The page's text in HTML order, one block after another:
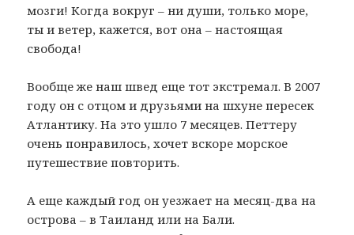
мозги! Когда вокруг – ни души, только море,
ты и ветер, кажется, вот она – настоящая
свобода!
Вообще же наш швед еще тот экстремал. В 2007
году он с отцом и друзьями на шхуне пересек
Атлантику. На это ушло 7 месяцев. Петтеру
очень понравилось, хочет вскоре морское
путешествие повторить.
А еще каждый год он уезжает на месяц-два на
острова – в Таиланд или на Бали.